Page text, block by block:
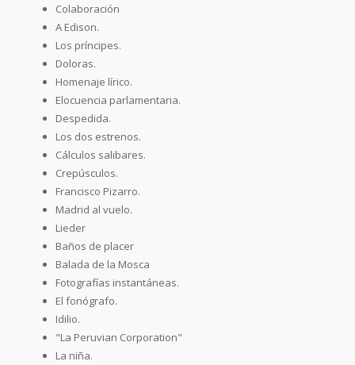
Colaboración
A Edison.
Los príncipes.
Doloras.
Homenaje lírico.
Elocuencia parlamentaria.
Despedida.
Los dos estrenos.
Cálculos salibares.
Crepúsculos.
Francisco Pizarro.
Madrid al vuelo.
Lieder
Baños de placer
Balada de la Mosca
Fotografías instantáneas.
El fonógrafo.
Idilio.
"La Peruvian Corporation"
La niña.